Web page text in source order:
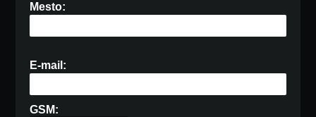
Mesto:
E-mail:
GSM: